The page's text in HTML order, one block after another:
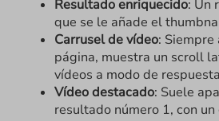
Resultado enriquecido: Un
que se le añade el
Carrusel de vídeo:
página, muestra un scroll
vídeos a modo de
Vídeo destacado: Suele
resultado número 1, con